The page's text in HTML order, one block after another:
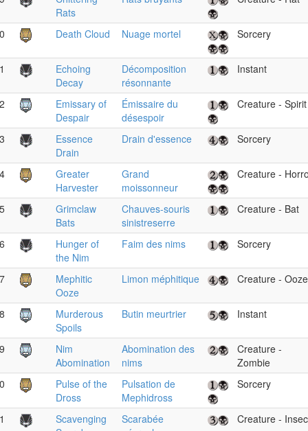
Rats
Death Cloud Nuage mortel Sorcery
Echoing
Decay
Décomposition
résonnante
Instant
Emissary of
Despair
Émissaire du
désespoir
Creature - Spirit
Essence
Drain
Drain d'essence Sorcery
Greater
Harvester
Grand
moissonneur
Creature -
Grimclaw
Bats
Chauves-souris
sinistreserre
Creature - Bat
Hunger of
the Nim
Faim des nims Sorcery
Mephitic
Ooze
Limon méphitique Creature - Ooze
Murderous
Spoils
Butin meurtrier Instant
Nim
Abomination
Abomination des
nims
Creature -
Zombie
Pulse of the
Dross
Pulsation de
Mephidross
Sorcery
Scavenging
Scarabée
Creature -